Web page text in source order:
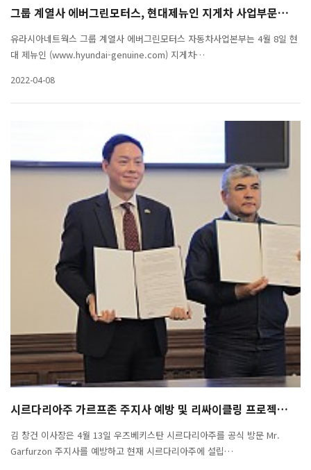
그룹 계열사 에버그린모터스, 현대제뉴인 지게차 사업부문…
유라시아네트웍스 그룹 계열사 에버그린모터스 자동차사업본부는 4월 8일 현
대 제뉴인 (www.hyundai-genuine.com) 지게차…
2022-04-08
시르다리아주 가르프존 주지사 예방 및 리싸이클링 프로젝…
김 창건 이사장은 4월 13일 우즈베키스탄 시르다리아주를 공식 방문 Mr.
Garfurzon 주지사를 예방하고 현재 시르다리아주에 설립…